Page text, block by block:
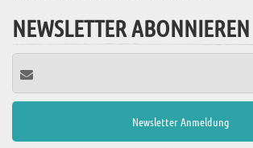
NEWSLETTER ABONNIEREN